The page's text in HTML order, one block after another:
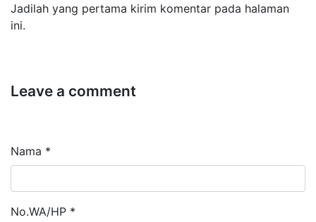
Jadilah yang pertama kirim komentar pada halaman
ini.
Leave a comment
Nama *
No.WA/HP *